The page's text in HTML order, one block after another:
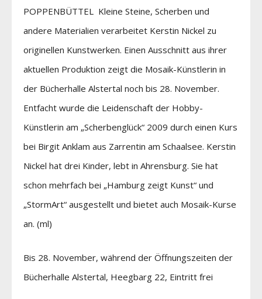
POPPENBÜTTEL Kleine Steine, Scherben und
andere Materialien verarbeitet Kerstin Nickel zu
originellen Kunstwerken. Einen Ausschnitt aus ihrer
aktuellen Produktion zeigt die Mosaik-Künstlerin in
der Bücherhalle Alstertal noch bis 28. November.
Entfacht wurde die Leidenschaft der Hobby-
Künstlerin am „Scherbenglück“ 2009 durch einen Kurs
bei Birgit Anklam aus Zarrentin am Schaalsee. Kerstin
Nickel hat drei Kinder, lebt in Ahrensburg. Sie hat
schon mehrfach bei „Hamburg zeigt Kunst“ und
„StormArt“ ausgestellt und bietet auch Mosaik-Kurse
an. (ml)
Bis 28. November, während der Öffnungszeiten der
Bücherhalle Alstertal, Heegbarg 22, Eintritt frei